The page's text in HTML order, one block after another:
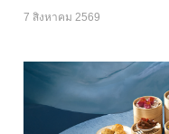
7 สิงหาคม 2569